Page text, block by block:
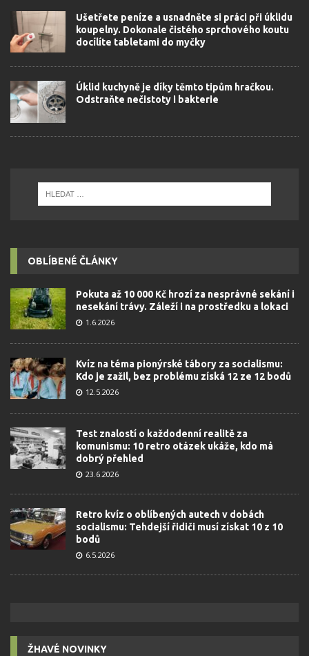
Ušetřete peníze a usnadněte si práci při úklidu
koupelny. Dokonale čistého sprchového koutu
docílíte tabletami do myčky
Úklid kuchyně je díky těmto tipům hračkou.
Odstraňte nečistoty i bakterie
OBLÍBENÉ ČLÁNKY
Pokuta až 10 000 Kč hrozí za nesprávné sekání i
nesekání trávy. Záleží i na prostředku a lokaci
1.6.2026
Kvíz na téma pionýrské tábory za socialismu:
Kdo je zažil, bez problému získá 12 ze 12 bodů
12.5.2026
Test znalostí o každodenní realitě za
komunismu: 10 retro otázek ukáže, kdo má
dobrý přehled
23.6.2026
Retro kvíz o oblíbených autech v dobách
socialismu: Tehdejší řidiči musí získat 10 z 10
bodů
6.5.2026
ŽHAVÉ NOVINKY